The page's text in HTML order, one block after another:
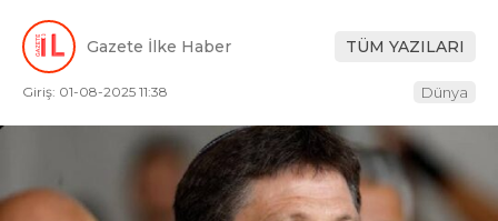
Gazete İlke Haber TÜM YAZILARI
Giriş: 01-08-2025 11:38 Dünya